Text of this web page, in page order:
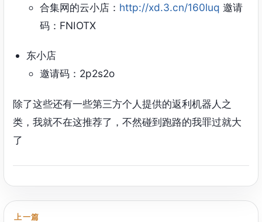
合集网的云小店： http://xd.3.cn/160luq 邀请
码：FNIOTX
东小店
邀请码：2p2s2o
除了这些还有一些第三方个人提供的返利机器人之
类，我就不在这推荐了，不然碰到跑路的我罪过就大
了
上一篇